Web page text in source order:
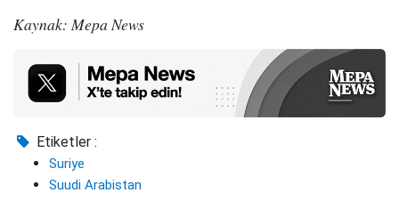
Kaynak: Mepa News
Etiketler :
Suriye
Suudi Arabistan